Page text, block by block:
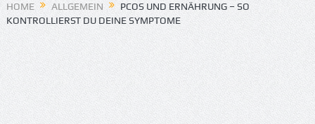
HOME ALLGEMEIN
PCOS UND ERNÄHRUNG – SO
KONTROLLIERST DU DEINE SYMPTOME